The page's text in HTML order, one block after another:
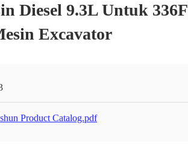
Diesel 9.3L Untuk 336F
Excavator
Product Catalog.pdf